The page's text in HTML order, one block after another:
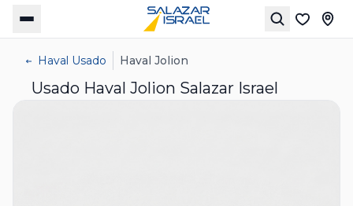
Haval Usado Haval Jolion
Usado Haval Jolion Salazar Israel